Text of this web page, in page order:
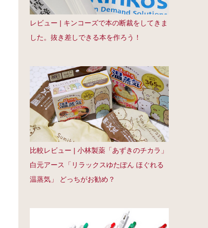
レビュー | キンコーズで本の断裁をしてきま
した。抜き差しできる本を作ろう！
比較レビュー | 小林製薬「あずきのチカラ」
白元アース「リラックスゆたぽん ほぐれる
温蒸気」 どっちがお勧め？